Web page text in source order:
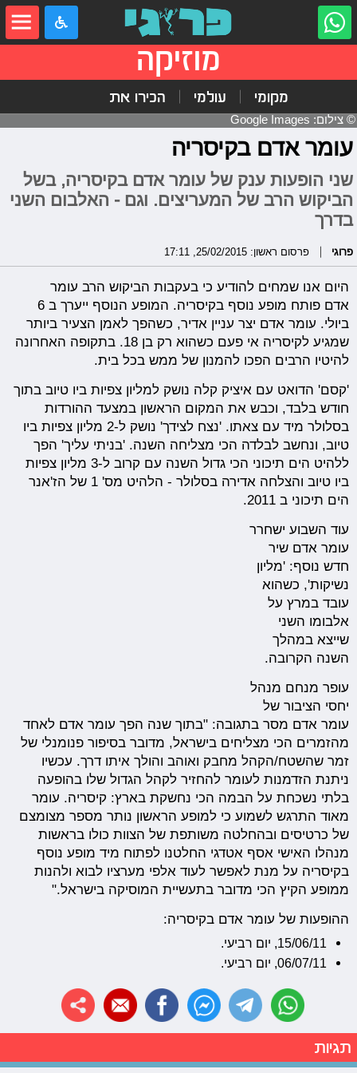
מוזיקה
מקומי עולמי הכירו את
© צילום: Google Images
עומר אדם בקיסריה
שני הופעות ענק של עומר אדם בקיסריה, בשל
הביקוש הרב של המעריצים. וגם - האלבום השני
בדרך
פרוגי פרסום ראשון: 25/02/2015, 17:11
היום אנו שמחים להודיע כי בעקבות הביקוש הרב עומר
אדם פותח מופע נוסף בקיסריה. המופע הנוסף ייערך ב 6
ביולי. עומר אדם יצר עניין אדיר, כשהפך לאמן הצעיר ביותר
שמגיע לקיסריה אי פעם כשהוא רק בן 18. בתקופה האחרונה
להיטיו הרבים הפכו להמנון של ממש בכל בית.
'קסם' הדואט עם איציק קלה נושק למליון צפיות ביו טיוב בתוך
חודש בלבד, וכבש את המקום הראשון במצעד ההורדות
בסלולר מיד עם צאתו. 'נצח לצידך' נושק ל-2 מליון צפיות ביו
טיוב, ונחשב לבלדה הכי מצליחה השנה. 'בניתי עליך' הפך
ללהיט הים תיכוני הכי גדול השנה עם קרוב ל-3 מליון צפיות
ביו טיוב והצלחה אדירה בסלולר - הלהיט מס' 1 של הז'אנר
הים תיכוני ב 2011.
עוד השבוע ישחרר
עומר אדם שיר
חדש נוסף: 'מליון
נשיקות', כשהוא
עובד במרץ על
אלבומו השני
שייצא במהלך
השנה הקרובה.
עופר מנחם מנהל
יחסי הציבור של
עומר אדם מסר בתגובה: "בתוך שנה הפך עומר אדם לאחד
מהזמרים הכי מצליחים בישראל, מדובר בסיפור פנומנלי של
זמר שהשטח/הקהל מחבק ואוהב והולך איתו דרך. עכשיו
ניתנת הזדמנות לעומר להחזיר לקהל הגדול שלו בהופעה
בלתי נשכחת על הבמה הכי נחשקת בארץ: קיסריה. עומר
מאוד התרגש לשמוע כי למופע הראשון נותר מספר מצומצם
של כרטיסים ובהחלטה משותפת של הצוות כולו בראשות
מנהלו האישי אסף אטדגי החלטנו לפתוח מיד מופע נוסף
בקיסריה על מנת לאפשר לעוד אלפי מערציו לבוא ולהנות
ממופע הקיץ הכי מדובר בתעשיית המוסיקה בישראל."
ההופעות של עומר אדם בקיסריה:
15/06/11, יום רביעי.
06/07/11, יום רביעי.
תגיות